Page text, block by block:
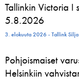
Tallinkin Victoria I
5.8.2026
3. elokuuta 2026 - Tallink
Pohjoismaiset
Helsinkiin